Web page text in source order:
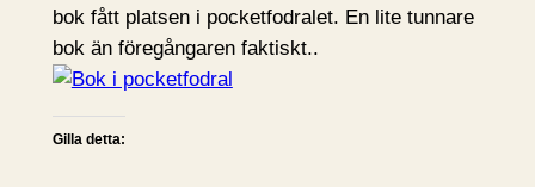
bok fått platsen i pocketfodralet. En lite tunnare
bok än föregångaren faktiskt..
Gilla detta: